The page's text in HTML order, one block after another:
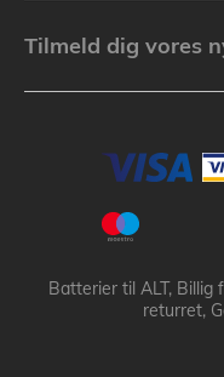
Tilmeld dig vores
Batterier til ALT, Billig
returret,